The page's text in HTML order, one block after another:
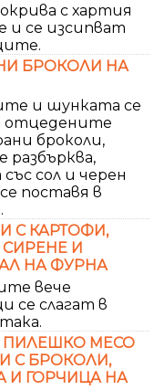
с хартия
и се изсипват
БРОКОЛИ НА
и шунката се
отцедените
броколи,
разбърква,
със сол и черен
поставя в
С КАРТОФИ,
И
НА ФУРНА
вече
се слагат в
ПИЛЕШКО МЕСО
С БРОКОЛИ,
И ГОРЧИЦА НА